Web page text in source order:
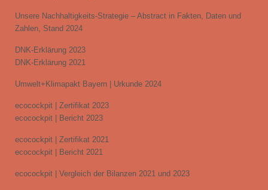
Unsere Nachhaltigkeits-Strategie – Abstract in Fakten, Daten und
Zahlen, Stand 2024
DNK-Erklärung 2023
DNK-Erklärung 2021
Umwelt+Klimapakt Bayern | Urkunde 2024
ecocockpit | Zertifikat 2023
ecocockpit | Bericht 2023
ecocockpit | Zertifikat 2021
ecocockpit | Bericht 2021
ecocockpit | Vergleich der Bilanzen 2021 und 2023